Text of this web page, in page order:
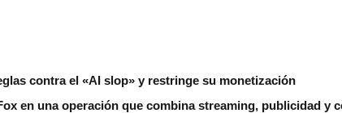
contra el «AI slop» y restringe su monetización
en una operación que combina streaming, publicidad y